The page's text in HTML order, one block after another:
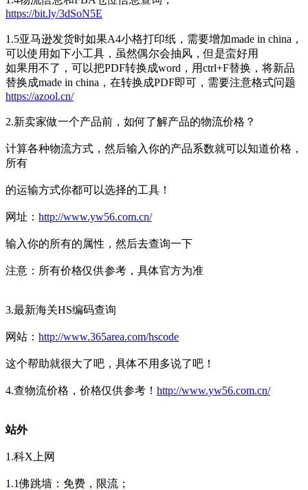
https://bit.ly/3dSoN5E
1.5亚马逊发货时如果A4小格打印纸，需要增加made in china，
可以使用如下小工具，虽然偶尔会抽风，但是蛮好用
如果用不了，可以把PDF转换成word，用ctrl+F替换，将新品
替换成made in china，在转换成PDF即可，需要注意格式问题
https://azool.cn/
2.新卖家做一个产品前，如何了解产品的物流价格？
计算各种物流方式，然后输入你的产品系数就可以知道价格，
所有
的运输方式你都可以选择的工具！
网址： http://www.yw56.com.cn/
输入你的所有的属性，然后去查询一下
注意：所有价格仅供参考，具体官方为准
3.最新海关HS编码查询
网站： http://www.365area.com/hscode
这个帮助就很大了吧，具体不用多说了吧！
4.查物流价格，价格仅供参考！ http://www.yw56.com.cn/
站外
1.科X上网
1.1佛跳墙：免费，限流；